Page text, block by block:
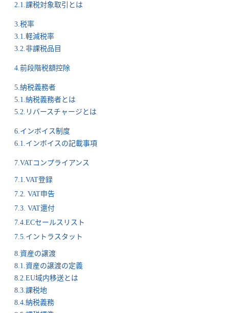
2.1.課税対象取引とは
3.税率
3.1.軽減税率
3.2.非課税品目
4.前段階税額控除
5.納税義務者
5.1.納税義務者とは
5.2.リバースチャージとは
6.インボイス制度
6.1.インボイスの記載事項
7.VATコンプライアンス
7.1.VAT登録
7.2. VAT申告
7.3. VAT還付
7.4.ECセールスリスト
7.5.イントラスタット
8.資産の譲渡
8.1.資産の譲渡の定義
8.2.EU域内移送とは
8.3.課税地
8.4.納税義務